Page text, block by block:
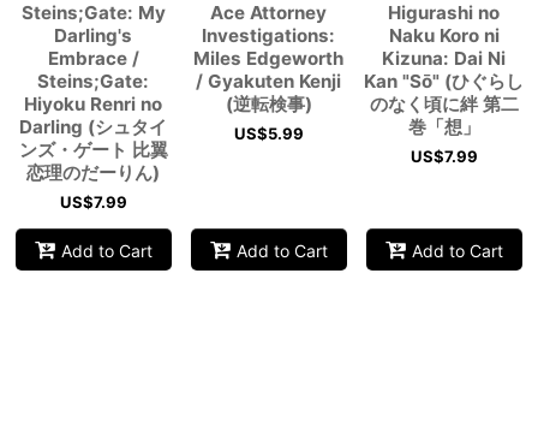
Steins;Gate: My
Darling's
Embrace /
Steins;Gate:
Hiyoku Renri no
Darling (シュタイ
ンズ・ゲート 比翼
恋理のだーりん)
US$7.99
Add to Cart
Ace Attorney
Investigations:
Miles Edgeworth
/ Gyakuten Kenji
(逆転検事)
US$5.99
Add to Cart
Higurashi no
Naku Koro ni
Kizuna: Dai Ni
Kan "Sō" (ひぐらし
のなく頃に絆 第二
巻「想」
US$7.99
Add to Cart